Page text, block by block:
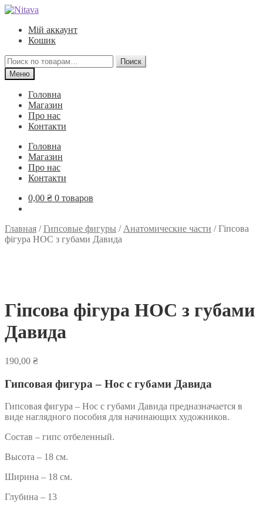
Перейти
навигации
Перейти
содержимому
Мій аккаунт
Кошик
Искать:
Поиск
Меню
Головна
Магазин
Про нас
Контакти
Головна
Магазин
Про нас
Контакти
0,00 ₴ 0 товаров
Главная /Гипсовые фигуры / Анатомические части /Гіпсова
фігура НОС з губами Давида
Гіпсова фігура НОС з губами
Давида
190,00 ₴
Гипсовая фигура – Нос с губами Давида
Гипсовая фигура – Нос с губами Давида предназначается в
виде наглядного пособия для начинающих художников.
Состав – гипс отбеленный.
Высота – 18 см.
Ширина – 18 см.
Глубина – 13